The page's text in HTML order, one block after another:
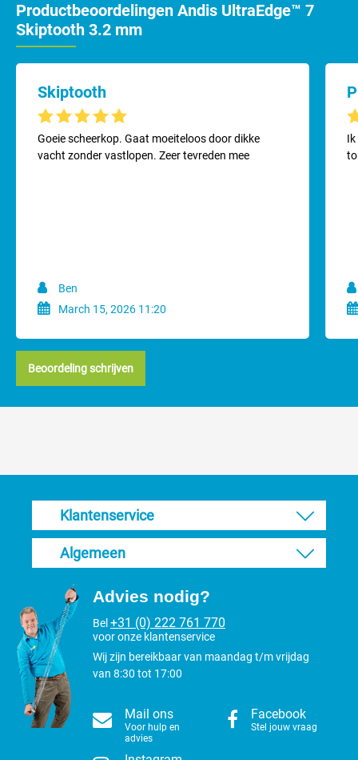
PowerPro, Aesculap Fav5, Heiniger Saphir, Andis- AGC, AGR,
AGRC en diverse Moser, Laube en Wahl tondeuses.
Productbeoordelingen Andis UltraEdge™ 7
Skiptooth 3.2 mm
Skiptooth
Gemiddelde waardering van 5 van 5 sterren
Goeie scheerkop. Gaat moeiteloos door dikke
vacht zonder vastlopen. Zeer tevreden mee
Ben
March 15, 2026 11:20
Beoordeling schrijven
Klantenservice
Algemeen
Advies nodig?
Bel +31 (0) 222 761 770
voor onze klantenservice
Wij zijn bereikbaar van maandag t/m vrijdag
van 8:30 tot 17:00
Mail ons
Voor hulp en
advies
Facebook
Stel jouw vraag